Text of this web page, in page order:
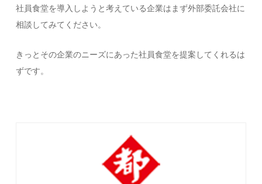
社員食堂を導入しようと考えている企業はまず外部委託会社に
相談してみてください。
きっとその企業のニーズにあった社員食堂を提案してくれるは
ずです。